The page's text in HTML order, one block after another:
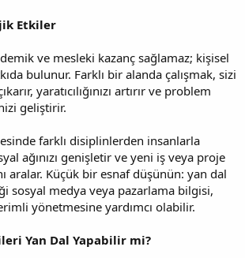
Etkiler
ve mesleki kazanç sağlamaz; kişisel
bulunur. Farklı bir alanda çalışmak, sizi
yaratıcılığınızı artırır ve problem
geliştirir.
farklı disiplinlerden insanlarla
ağınızı genişletir ve yeni iş veya proje
aralar. Küçük bir esnaf düşünün: yan dal
sosyal medya veya pazarlama bilgisi,
yönetmesine yardımcı olabilir.
Yan Dal Yapabilir mi?